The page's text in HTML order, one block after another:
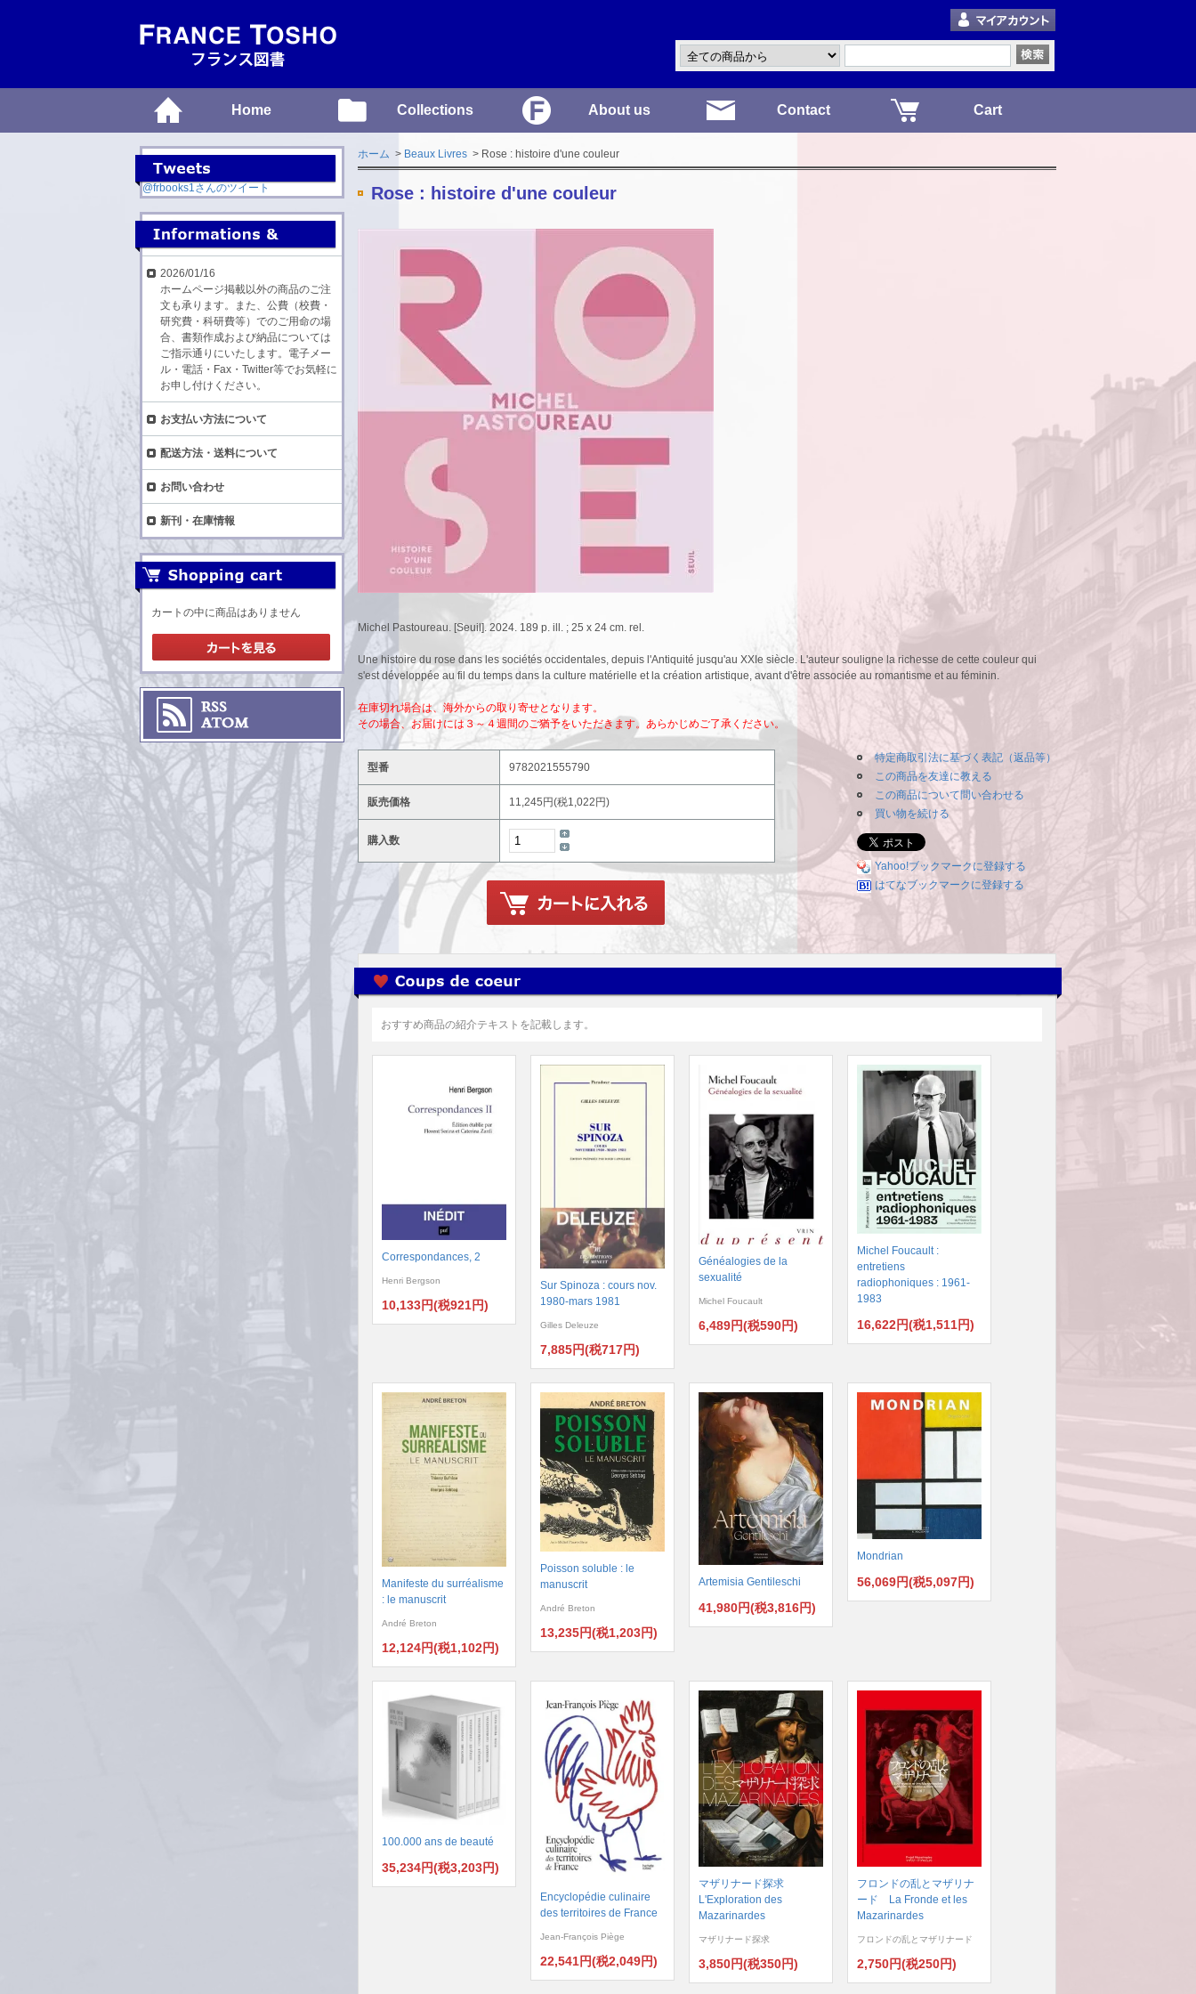
Home Collections About us Contact Cart
ホーム > Beaux Livres > Rose : histoire d'une couleur
Rose : histoire d'une couleur
Michel Pastoureau. [Seuil]. 2024. 189 p. ill. ; 25 x 24 cm. rel.
Une histoire du rose dans les sociétés occidentales, depuis l'Antiquité jusqu'au XXIe siècle. L'auteur souligne la richesse de cette couleur qui
s'est développée au fil du temps dans la culture matérielle et la création artistique, avant d'être associée au romantisme et au féminin.
在庫切れ場合は、海外からの取り寄せとなります。
その場合、お届けには３～４週間のご猶予をいただきます。あらかじめご了承ください。
型番 9782021555790
販売価格 11,245円(税1,022円)
購入数
特定商取引法に基づく表記（返品等）
この商品を友達に教える
この商品について問い合わせる
買い物を続ける
Yahoo!ブックマークに登録する
はてなブックマークに登録する
おすすめ商品の紹介テキストを記載します。
Correspondances, 2
Henri Bergson
10,133円(税921円)
Sur Spinoza : cours nov.
1980-mars 1981
Gilles Deleuze
7,885円(税717円)
Généalogies de la
sexualité
Michel Foucault
6,489円(税590円)
Michel Foucault :
entretiens
radiophoniques : 1961-
1983
16,622円(税1,511円)
Manifeste du surréalisme
: le manuscrit
André Breton
12,124円(税1,102円)
Poisson soluble : le
manuscrit
André Breton
13,235円(税1,203円)
Artemisia Gentileschi
41,980円(税3,816円)
Mondrian
56,069円(税5,097円)
100.000 ans de beauté
35,234円(税3,203円)
Encyclopédie culinaire
des territoires de France
Jean-François Piège
22,541円(税2,049円)
マザリナード探求
L'Exploration des
Mazarinardes
マザリナード探求
3,850円(税350円)
フロンドの乱とマザリナ
ード La Fronde et les
Mazarinardes
フロンドの乱とマザリナード
2,750円(税250円)
@frbooks1さんのツイート
2026/01/16
ホームページ掲載以外の商品のご注
文も承ります。また、公費（校費・
研究費・科研費等）でのご用命の場
合、書類作成および納品については
ご指示通りにいたします。電子メー
ル・電話・Fax・Twitter等でお気軽に
お申し付けください。
お支払い方法について
配送方法・送料について
お問い合わせ
新刊・在庫情報
カートの中に商品はありません